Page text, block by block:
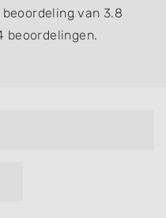
van 3.8
beoordelingen.